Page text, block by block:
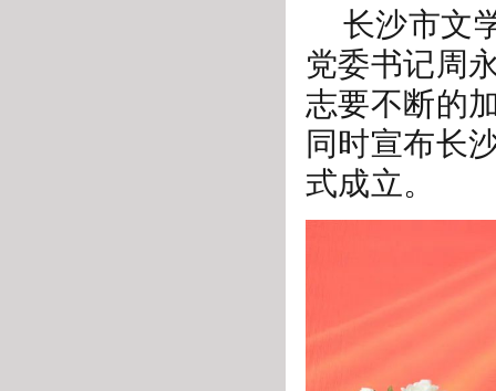
长沙市文
党委书记周
志要不断的
同时宣布长
式成立。